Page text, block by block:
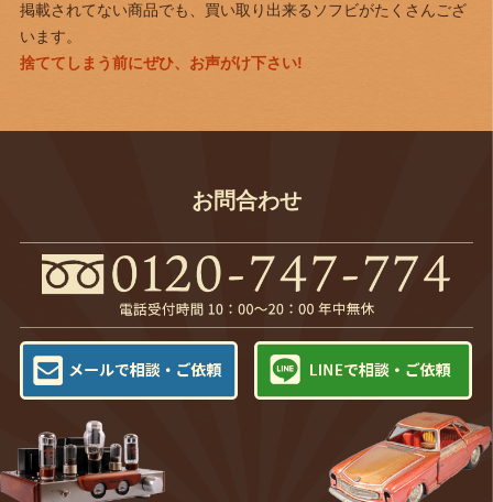
掲載されてない商品でも、買い取り出来るソフビがたくさんござ
います。
捨ててしまう前にぜひ、お声がけ下さい!
お問合わせ